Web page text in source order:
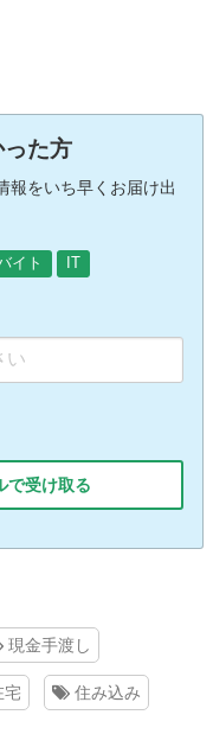
た方
報をいち早くお届け出
イト
IT
で受け取る
現金手渡し
宅 住み込み